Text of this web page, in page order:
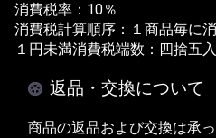
消費税率：10％
消費税計算順序：１商品毎に
１円未満消費税端数：四捨五入
返品・交換について
商品の返品および交換は承っ